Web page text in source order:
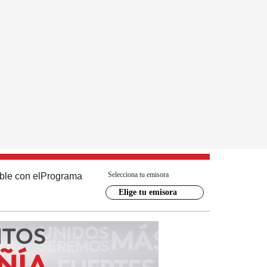
con el Programa Selecciona tu emisora
Elige tu emisora